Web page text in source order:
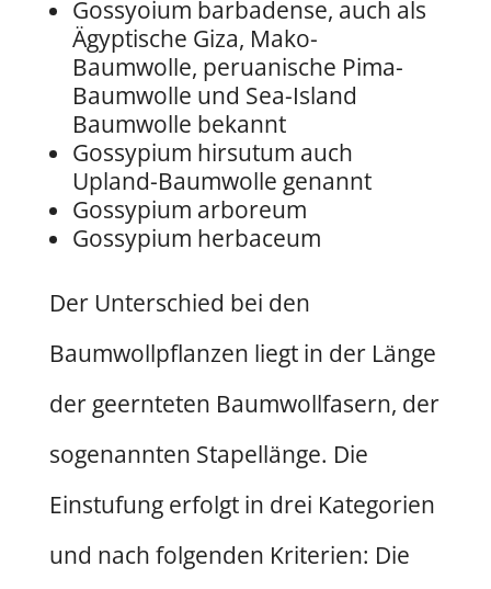
Gossyoium barbadense, auch als
Ägyptische Giza, Mako-
Baumwolle, peruanische Pima-
Baumwolle und Sea-Island
Baumwolle bekannt
Gossypium hirsutum auch
Upland-Baumwolle genannt
Gossypium arboreum
Gossypium herbaceum
Der Unterschied bei den
Baumwollpflanzen liegt in der Länge
der geernteten Baumwollfasern, der
sogenannten Stapellänge. Die
Einstufung erfolgt in drei Kategorien
und nach folgenden Kriterien: Die